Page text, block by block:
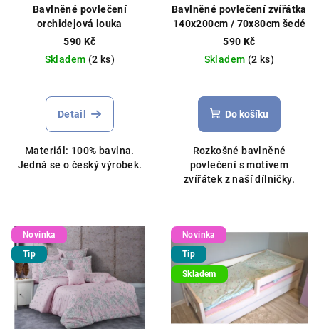
Bavlněné povlečení
orchidejová louka
590 Kč
Skladem (2 ks)
Detail
Materiál: 100% bavlna.
Jedná se o český výrobek.
Bavlněné povlečení zvířátka
140x200cm / 70x80cm šedé
590 Kč
Skladem (2 ks)
Do košíku
Rozkošné bavlněné
povlečení s motivem
zvířátek z naší dílničky.
Novinka
Tip
Novinka
Tip
Skladem